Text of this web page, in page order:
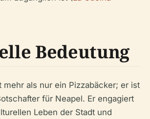
Bedeutung
mehr als nur ein Pizzabäcker; er ist
für Neapel. Er engagiert
Leben der Stadt und